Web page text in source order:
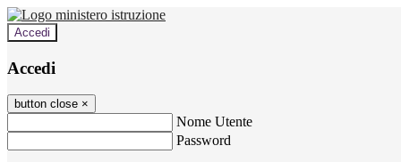
Accedi
Accedi
button close ×
Nome Utente
Password